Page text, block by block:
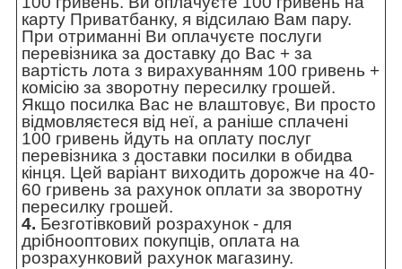
карту Приватбанку, я відсилаю Вам пару.
При отриманні Ви оплачуєте послуги
перевізника за доставку до Вас + за
вартість лота з вирахуванням 100 гривень +
комісію за зворотну пересилку грошей.
Якщо посилка Вас не влаштовує, Ви просто
відмовляєтеся від неї, а раніше сплачені
100 гривень йдуть на оплату послуг
перевізника з доставки посилки в обидва
кінця. Цей варіант виходить дорожче на 40-
60 гривень за рахунок оплати за зворотну
пересилку грошей.
4. Безготівковий розрахунок - для
дрібнооптових покупців, оплата на
розрахунковий рахунок магазину.